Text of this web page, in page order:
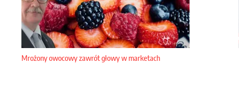
Mrożony owocowy zawrót głowy w marketach